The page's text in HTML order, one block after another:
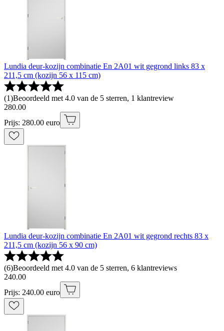
Lundia deur-kozijn combinatie En 2A01 wit gegrond links 83 x
211,5 cm (kozijn 56 x 115 cm)
(1)Beoordeeld met 4.0 van de 5 sterren, 1 klantreview
280.00
Prijs: 280.00 euro
Lundia deur-kozijn combinatie En 2A01 wit gegrond rechts 83 x
211,5 cm (kozijn 56 x 90 cm)
(6)Beoordeeld met 4.0 van de 5 sterren, 6 klantreviews
240.00
Prijs: 240.00 euro